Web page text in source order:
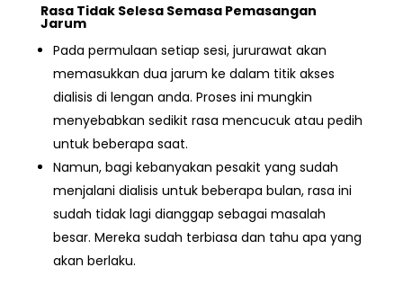
Rasa Tidak Selesa Semasa Pemasangan
Jarum
Pada permulaan setiap sesi, jururawat akan
memasukkan dua jarum ke dalam titik akses
dialisis di lengan anda. Proses ini mungkin
menyebabkan sedikit rasa mencucuk atau pedih
untuk beberapa saat.
Namun, bagi kebanyakan pesakit yang sudah
menjalani dialisis untuk beberapa bulan, rasa ini
sudah tidak lagi dianggap sebagai masalah
besar. Mereka sudah terbiasa dan tahu apa yang
akan berlaku.